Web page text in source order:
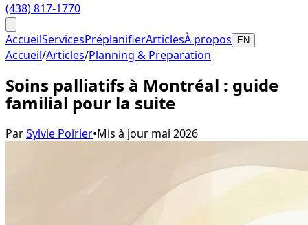
(438) 817-1770
AccueilServicesPréplanifierArticlesÀ propos EN
Accueil/Articles/Planning & Preparation
Soins palliatifs à Montréal : guide
familial pour la suite
ParSylvie Poirier•Mis à jour mai 2026